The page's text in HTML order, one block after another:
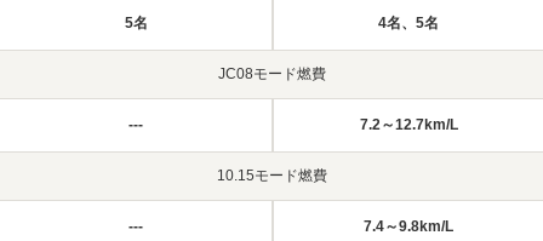
5名 4名、5名
JC08モード燃費
--- 7.2～12.7km/L
10.15モード燃費
--- 7.4～9.8km/L